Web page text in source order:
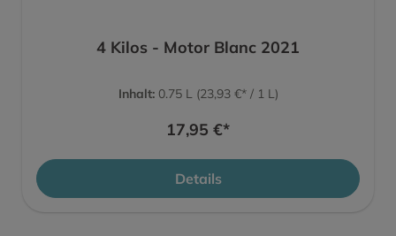
4 Kilos - Motor Blanc 2021
Inhalt: 0.75 L (23,93 €* / 1 L)
17,95 €*
Details